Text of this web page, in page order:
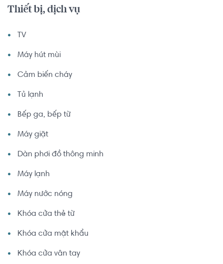
Thiết bị, dịch vụ
TV
Máy hút mùi
Cảm biến cháy
Tủ lạnh
Bếp ga, bếp từ
Máy giặt
Dàn phơi đồ thông minh
Máy lạnh
Máy nước nóng
Khóa cửa thẻ từ
Khóa cửa mật khẩu
Khóa cửa vân tay